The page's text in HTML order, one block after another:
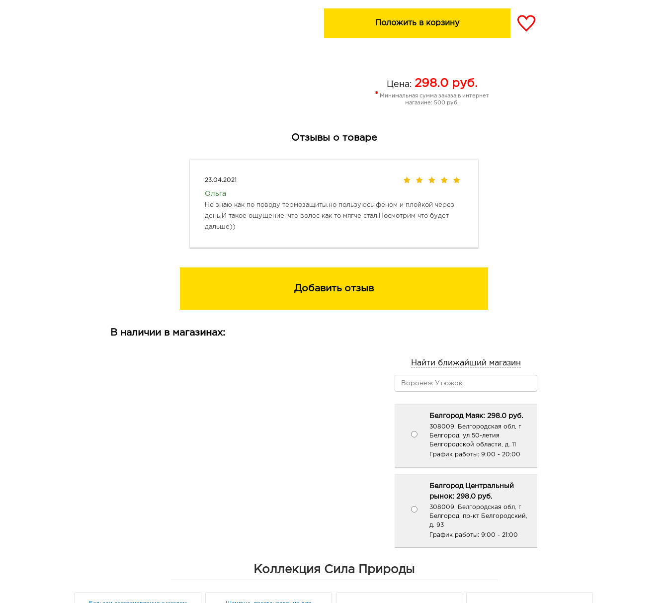
защиту волос, делают их сильными, блестящими и
Положить в корзину
Цена: 298.0руб.
* Минимальная сумма заказа в интернет
магазине: 500 руб.
Отзывы о товаре
23.04.2021
Ольга
Не знаю как по поводу термозащиты,но пользуюсь феном и плойкой через
день.И такое ощущение ,что волос как то мягче стал.Посмотрим что будет
дальше))
Добавить отзыв
В наличии в магазинах:
Найти ближайший магазин
Белгород Маяк: 298.0 руб.
308009, Белгородская обл, г
Белгород, ул 50-летия
Белгородской области, д. 11
График работы: 9:00 - 20:00
Белгород Центральный
рынок: 298.0 руб.
308009, Белгородская обл, г
Белгород, пр-кт Белгородский,
д. 93
График работы: 9:00 - 21:00
Коллекция Сила Природы